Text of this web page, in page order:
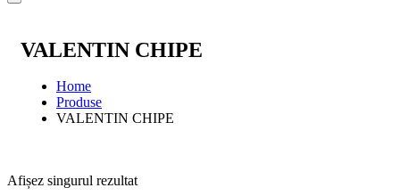
VALENTIN CHIPE
Home
Produse
VALENTIN CHIPE
Afișez singurul rezultat